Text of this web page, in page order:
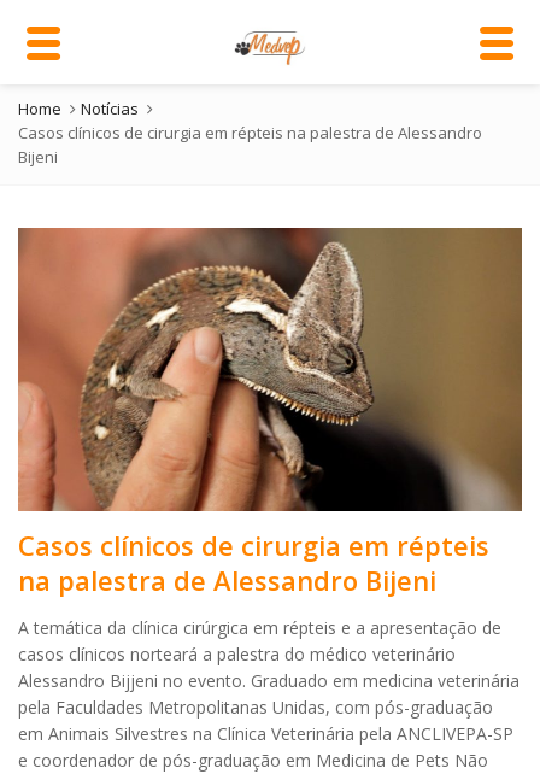
Home
Notícias
Casos clínicos de cirurgia em répteis na palestra de Alessandro
Bijeni
Casos clínicos de cirurgia em répteis
na palestra de Alessandro Bijeni
A temática da clínica cirúrgica em répteis e a apresentação de
casos clínicos norteará a palestra do médico veterinário
Alessandro Bijjeni no evento. Graduado em medicina veterinária
pela Faculdades Metropolitanas Unidas, com pós-graduação
em Animais Silvestres na Clínica Veterinária pela ANCLIVEPA-SP
e coordenador de pós-graduação em Medicina de Pets Não